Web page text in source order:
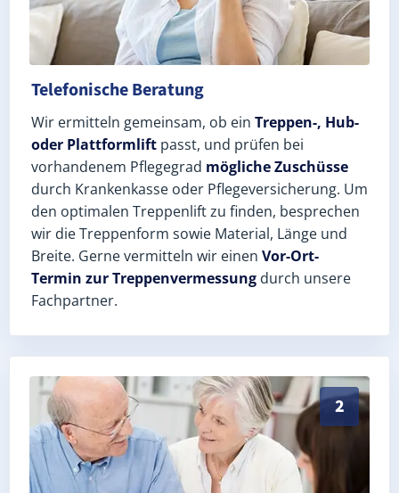
Telefonische Beratung
Wir ermitteln gemeinsam, ob ein Treppen-, Hub-
oder Plattformlift passt, und prüfen bei
vorhandenem Pflegegrad mögliche Zuschüsse
durch Krankenkasse oder Pflegeversicherung. Um
den optimalen Treppenlift zu finden, besprechen
wir die Treppenform sowie Material, Länge und
Breite. Gerne vermitteln wir einen Vor-Ort-
Termin zur Treppenvermessung durch unsere
Fachpartner.
2
Exaktes Aufmaß in Wünschendorf (Landkreis